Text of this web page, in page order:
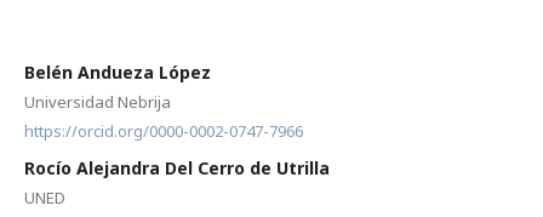
Belén Andueza López
Universidad Nebrija
https://orcid.org/0000-0002-0747-7966
Rocío Alejandra Del Cerro de Utrilla
UNED